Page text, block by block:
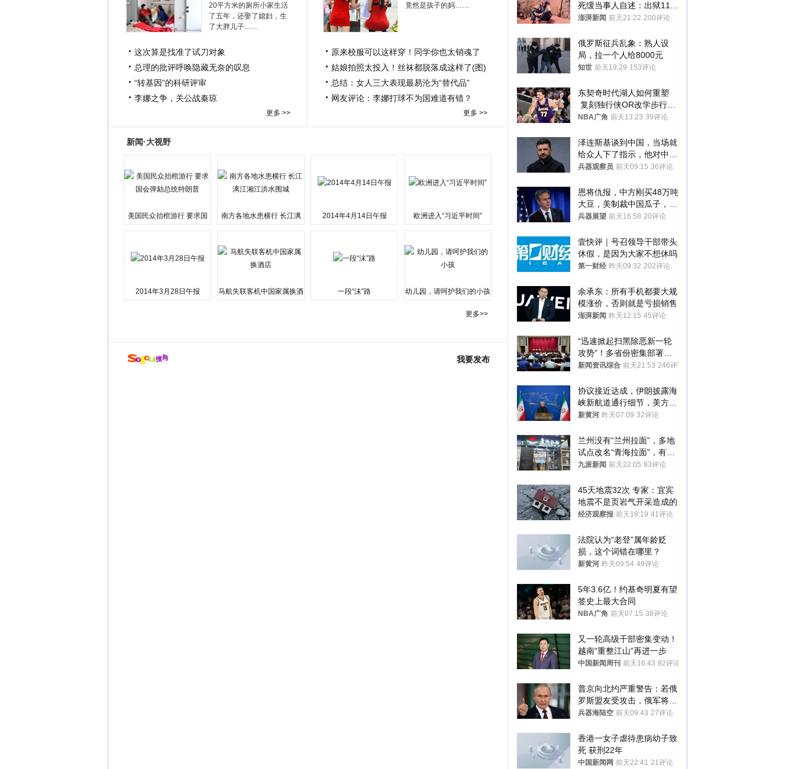
20平方米的厕所小家生活
了五年，还娶了媳妇，生
了大胖儿子……
这次算是找准了试刀对象
总理的批评呼唤隐藏无奈的叹息
“转基因”的科研评审
李娜之争，关公战秦琼
更多 >>
竟然是孩子的妈……
原来校服可以这样穿！同学你也太销魂了
姑娘拍照太投入！丝袜都脱落成这样了(图)
总结：女人三大表现最易沦为“替代品”
网友评论：李娜打球不为国难道有错？
更多 >>
新闻·大视野
美国民众抬棺游行 要求国
南方各地水患横行 长江漓
2014年4月14日午报 欧洲进入“习近平时间”
2014年3月28日午报
马航失联客机中国家属换酒
一段“沫”路 幼儿园，请呵护我们的小孩
更多>>
我要发布
死缓当事人自述：出狱11年
间始终刻意躲避被害人家属
澎湃新闻 前天21:22 200评论
俄罗斯征兵乱象：熟人设
局，拉一个人给8000元
知世 前天19:29 153评论
东契奇时代湖人如何重塑
复刻独行侠OR改学步行
者？
NBA广角 前天13:23 39评论
泽连斯基谈到中国，当场就
给众人下了指示，他对中国
和中乌关系，显然又有了新
兵器观察员 前天09:15 36评论
恩将仇报，中方刚买48万吨
大豆，美制裁中国瓜子，布
林肯措辞变了
兵器展望 前天16:58 20评论
壹快评｜号召领导干部带头
休假，是因为大家不想休吗
第一财经 昨天09:32 202评论
余承东：所有手机都要大规
模涨价，否则就是亏损销售
澎湃新闻 昨天12:15 45评论
“迅速掀起扫黑除恶新一轮
攻势”！多省份密集部署，
公布举报方式
新闻资讯综合 前天21:53 246评论
协议接近达成，伊朗披露海
峡新航道通行细节，美方再
提“倒计时”
新黄河 昨天07:09 32评论
兰州没有“兰州拉面”，多地
试点改名“青海拉面”，有商
家改名已两年
九派新闻 前天22:05 83评论
45天地震32次 专家：宜宾
地震不是页岩气开采造成的
经济观察报 前天18:19 41评论
法院认为“老登”属年龄贬
损，这个词错在哪里？
新黄河 昨天09:54 49评论
5年3.6亿！约基奇明夏有望
签史上最大合同
NBA广角 前天07:15 38评论
又一轮高级干部密集变动！
越南“重整江山”再进一步
中国新闻周刊 前天16:43 82评论
普京向北约严重警告：若俄
罗斯盟友受攻击，俄军将动
用核武器保护
兵器海陆空 前天09:43 27评论
香港一女子虐待患病幼子致
死 获刑22年
中国新闻网 前天22:41 21评论